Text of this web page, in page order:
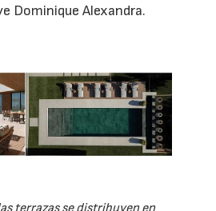
Dominique Alexandra.